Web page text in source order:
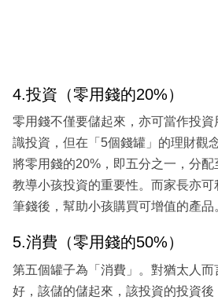
4.投資（零用錢的20%）
零用錢不僅要儲起來，亦可當作投
識投資，但在「5個錢罐」的理財觀
將零用錢的20%，即五分之一，分
教導小孩投資的重要性。而家長亦
筆錢後，幫助小孩購買可增值的產品
5.消費（零用錢的50%）
第五個罐子為「消費」。對猶太人而
好，該儲的儲起來，該投資的投資